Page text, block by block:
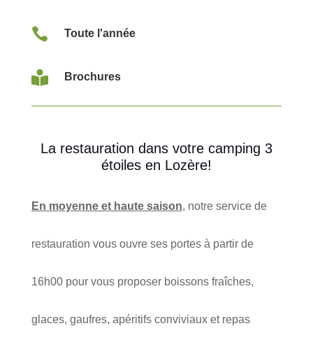
 Toute l'année
 Brochures
La restauration dans votre camping 3
étoiles en Lozère!
En moyenne et haute saison, notre service de
restauration vous ouvre ses portes à partir de
16h00 pour vous proposer boissons fraîches,
glaces, gaufres, apéritifs conviviaux et repas